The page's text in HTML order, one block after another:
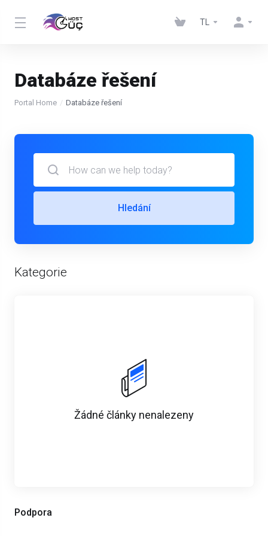
TL
Databáze řešení
Portal Home Databáze řešení
Podpora
Hledání
Kategorie
Žádné články nenalezeny